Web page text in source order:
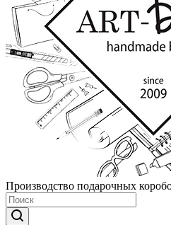
Производство подарочных